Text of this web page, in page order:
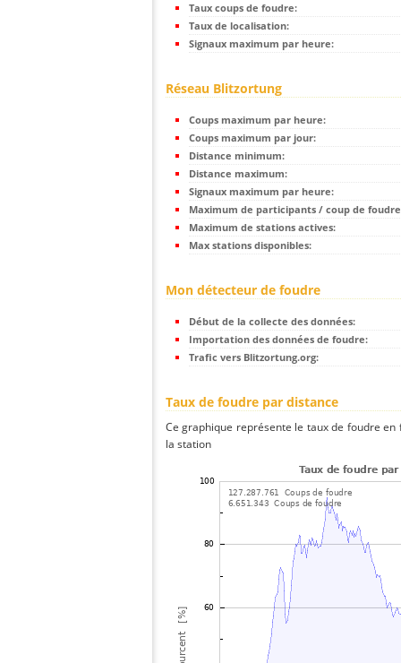
Taux coups de foudre:
Taux de localisation:
Signaux maximum par heure:
Réseau Blitzortung
Coups maximum par heure:
Coups maximum par jour:
Distance minimum:
Distance maximum:
Signaux maximum par heure:
Maximum de participants / coup de
Maximum de stations actives:
Max stations disponibles:
Mon détecteur de foudre
Début de la collecte des données:
Importation des données de foudre:
Trafic vers Blitzortung.org:
Taux de foudre par distance
Ce graphique représente le taux de foudre
la station